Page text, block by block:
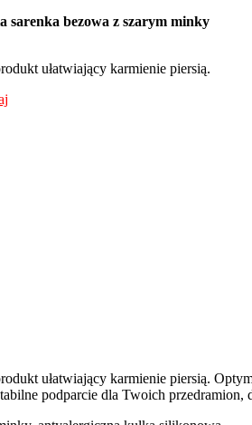
sarenka bezowa z szarym minky
ułatwiający karmienie piersią.
ułatwiający karmienie piersią.
podparcie dla Twoich